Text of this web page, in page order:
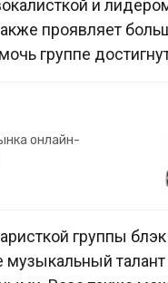
и
проявляет
группе
онлайн-
группы